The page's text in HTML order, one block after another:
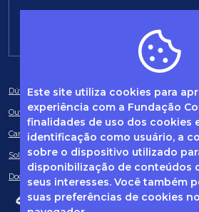
Este site utiliza cookies para
experiência com a Fundação
finalidades de uso dos cookies
identificação como usuário, a
sobre o dispositivo utilizado
disponibilização de conteúdos
seus interesses. Você também
suas preferências de cookies
Dúvidas frequentes
Ouvidoria
Canal de Denúncias
Solicitação de informações
Documentos obrigatórios